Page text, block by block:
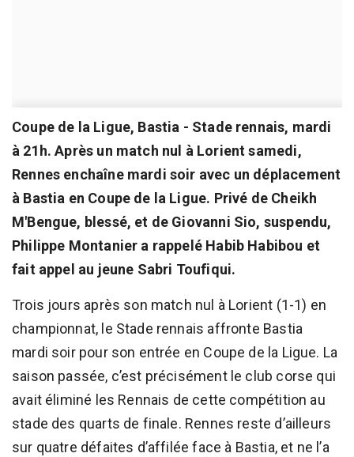
Coupe de la Ligue, Bastia - Stade rennais, mardi
à 21h. Après un match nul à Lorient samedi,
Rennes enchaîne mardi soir avec un déplacement
à Bastia en Coupe de la Ligue. Privé de Cheikh
M'Bengue, blessé, et de Giovanni Sio, suspendu,
Philippe Montanier a rappelé Habib Habibou et
fait appel au jeune Sabri Toufiqui.
Trois jours après son match nul à Lorient (1-1) en
championnat, le Stade rennais affronte Bastia
mardi soir pour son entrée en Coupe de la Ligue. La
saison passée, c’est précisément le club corse qui
avait éliminé les Rennais de cette compétition au
stade des quarts de finale. Rennes reste d’ailleurs
sur quatre défaites d’affilée face à Bastia, et ne l’a